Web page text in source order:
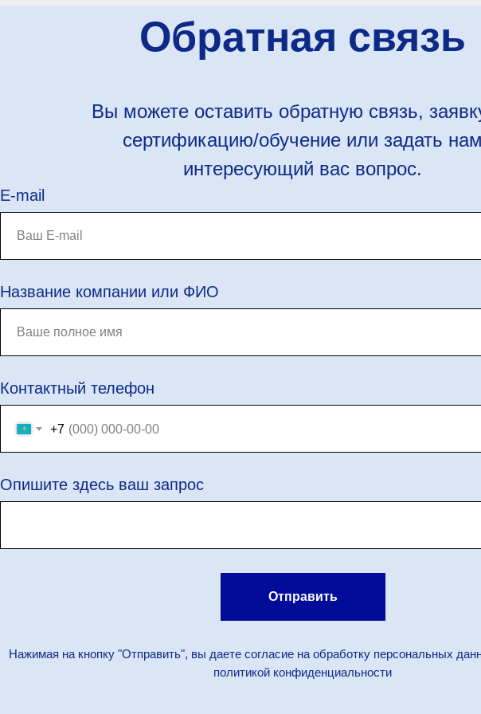
Обратная связь
Вы можете оставить обратную связь,
сертификацию/обучение или задать нам
интересующий вас вопрос.
E-mail
Название компании или ФИО
Контактный телефон
+7
Опишите здесь ваш запрос
Отправить
Нажимая на кнопку "Отправить", вы даете согласие на обработку персональных
политикой конфиденциальности